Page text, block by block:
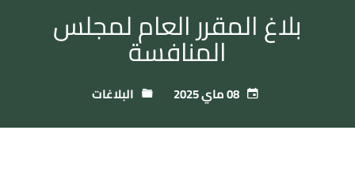
بلاغ المقرر العام لمجلس
المنافسة
08 ماي 2025 البلاغات